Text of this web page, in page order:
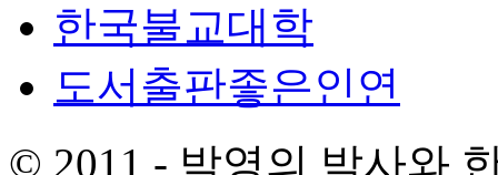
한국불교대학
도서출판좋은인연
© 2011 - 박영의 박사와